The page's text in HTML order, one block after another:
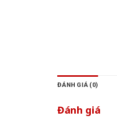
ĐÁNH GIÁ (0)
Đánh giá